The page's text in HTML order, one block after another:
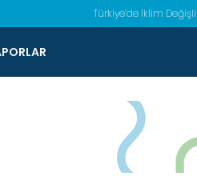
Türkiye’de İklim